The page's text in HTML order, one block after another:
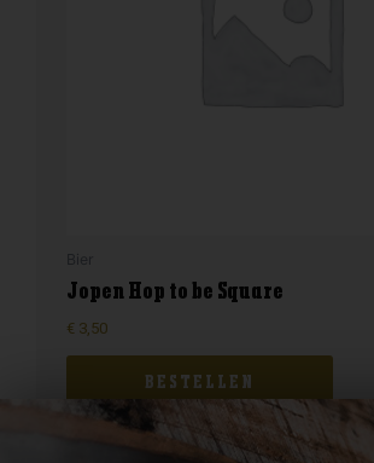
Jopen Hop to be Square
€ 3,50
BESTELLEN